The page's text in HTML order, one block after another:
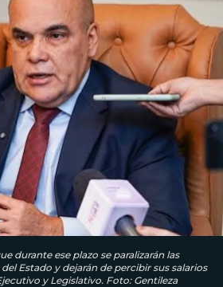
durante ese plazo se paralizarán las
Estado y dejarán de percibir sus salarios
y Legislativo. Foto: Gentileza